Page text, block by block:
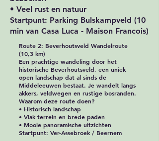
• Veel rust en natuur
Startpunt: Parking Bulskampveld (10
min van Casa Luca - Maison Francois)
Route 2: Beverhoutsveld Wandelroute
(10,3 km)
Een prachtige wandeling door het
historische Beverhoutsveld, een uniek
open landschap dat al sinds de
Middeleeuwen bestaat. Je wandelt langs
akkers, veldwegen en rustige bosranden.
Waarom deze route doen?
• Historisch landschap
• Vlak terrein en brede paden
• Mooie panoramische uitzichten
Startpunt: Ver-Assebroek / Beernem